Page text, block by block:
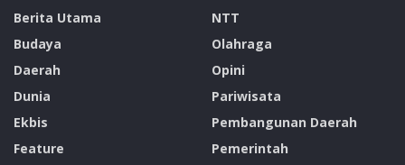
Berita Utama
Budaya
Daerah
Dunia
Ekbis
Feature
NTT
Olahraga
Opini
Pariwisata
Pembangunan Daerah
Pemerintah